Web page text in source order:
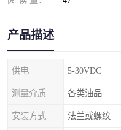
产品描述
供电 5-30VDC
测量介质 各类油品
安装方式 法兰或螺纹